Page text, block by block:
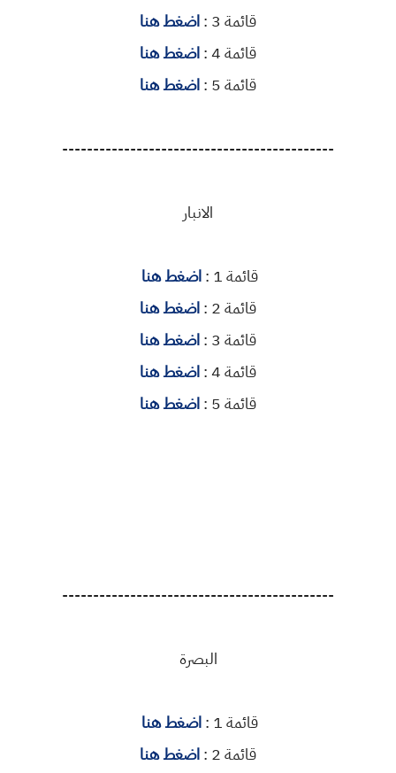
قائمة 3 :
اضغط هنا
قائمة 4 :
اضغط هنا
قائمة 5 :
اضغط هنا
--------------------------------------------
الانبار
قائمة 1 :
اضغط هنا
قائمة 2 :
اضغط هنا
قائمة 3 :
اضغط هنا
قائمة 4 :
اضغط هنا
قائمة 5 :
اضغط هنا
--------------------------------------------
البصرة
قائمة 1 :
اضغط هنا
قائمة 2 :
اضغط هنا